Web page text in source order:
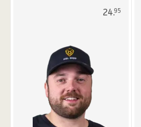
24.95